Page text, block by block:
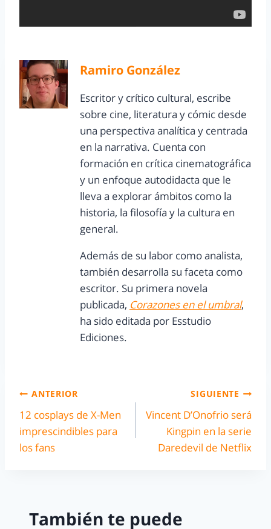
Ramiro González
Escritor y crítico cultural, escribe
sobre cine, literatura y cómic desde
una perspectiva analítica y centrada
en la narrativa. Cuenta con
formación en crítica cinematográfica
y un enfoque autodidacta que le
lleva a explorar ámbitos como la
historia, la filosofía y la cultura en
general.
Además de su labor como analista,
también desarrolla su faceta como
escritor. Su primera novela
publicada, Corazones en el umbral,
ha sido editada por Esstudio
Ediciones.
ANTERIOR
12 cosplays de X-Men
imprescindibles para
los fans
SIGUIENTE
Vincent D’Onofrio será
Kingpin en la serie
Daredevil de Netflix
También te puede